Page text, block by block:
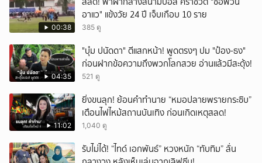
00:38
อาแว" แข้งวัย 24 ปี เจ็บเกือบ 10 ราย
385 ดู
04:35
"บุ๋ม ปนัดดา" ตีแสกหน้า! พูดตรงๆ ปม "ป๋อง-ธง"
ก่อนฝากข้อความถึงพวกโลกสวย อ่านแล้วมีสะดุ้ง!
521 ดู
11:02
ยิ่งขนลุก! ย้อนคำทำนาย “หมอปลายพรายกระซิบ”
เตือนไฟไหม้สถานบันเทิง ก่อนเกิดเหตุสลด!
1,040 ดู
รับไม่ได้! “ไทด์ เอกพันธ์” หวงหนัก “ทับทิม” ลั่น